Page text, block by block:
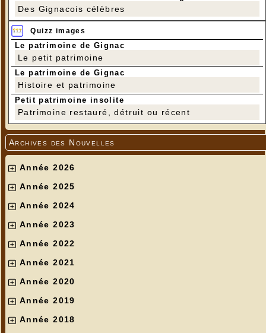
Des Gignacois célèbres
Quizz images
Le patrimoine de Gignac
Le petit patrimoine
Le patrimoine de Gignac
Histoire et patrimoine
Petit patrimoine insolite
Patrimoine restauré, détruit ou récent
Archives des Nouvelles
Année 2026
Année 2025
Année 2024
Année 2023
Année 2022
Année 2021
Année 2020
Année 2019
Année 2018